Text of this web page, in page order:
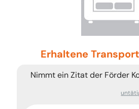
Erhaltene
Nimmt ein Zitat der Förder